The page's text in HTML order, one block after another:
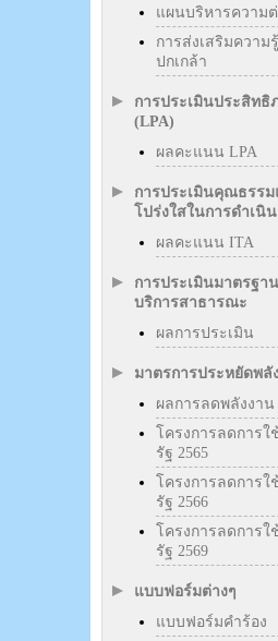
แผนบริหารความต่
การส่งเสริมความ
ปกเกล้า
การประเมินประสิทธิ
(LPA)
ผลคะแนน LPA
การประเมินคุณธรร
โปร่งใสในการดำเนิ
ผลคะแนน ITA
การประเมินมาตรฐา
บริการสาธารณะ
ผลการประเมิน
มาตรการประหยัดพลั
ผลการลดพลังงาน
โครงการลดการ
รัฐ 2565
โครงการลดการ
รัฐ 2566
โครงการลดการ
รัฐ 2569
แบบฟอร์มต่างๆ
แบบฟอร์มคำร้อง